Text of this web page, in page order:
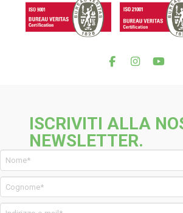
ISCRIVITI ALLA
NEWSLETTER.